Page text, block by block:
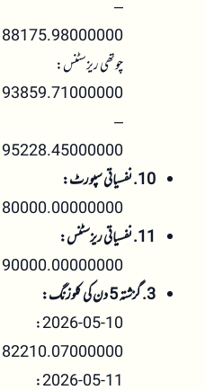
–
88175.98000000
چوتھی ریزسٹنس:
93859.71000000
–
95228.45000000
10. نفسیاتی سپورٹ:
80000.00000000
11. نفسیاتی ریزسٹنس:
90000.00000000
3. گزشتہ 5 دن کی کلوزنگ:
2026-05-10:
82210.07000000
2026-05-11: